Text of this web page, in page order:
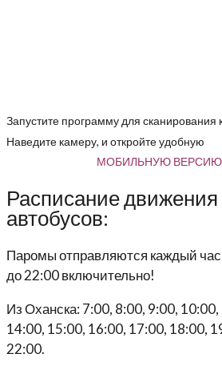
Запустите программу для сканирования
Наведите камеру, и откройте удобную
МОБИЛЬНУЮ ВЕРСИЮ
Расписание
автобусов:
Паромы отправляются каждый
до 22:00 включительно!
Из Оханска: 7:00, 8:00, 9:00,
14:00, 15:00, 16:00, 17:00, 18:00,
22:00.